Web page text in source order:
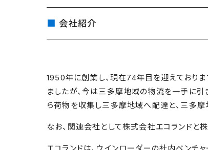
会社紹介
1950年に創業し、現在74年目を迎えており
ましたが、今は三多摩地域の物流を一手に
ら荷物を収集し三多摩地域へ配達と、三多
なお、関連会社として株式会社エコランドと